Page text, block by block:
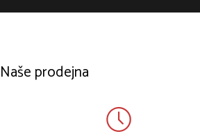
Naše prodejna